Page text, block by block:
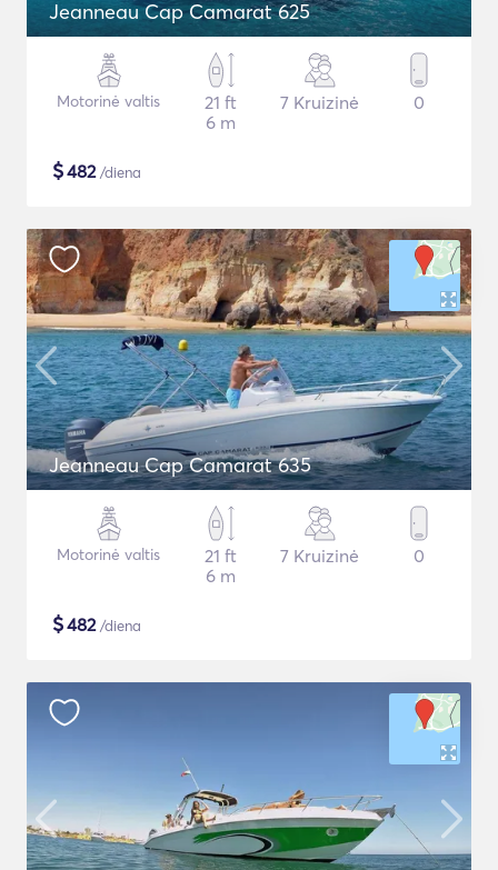
Jeanneau Cap Camarat 625
Motorinė valtis
21 ft
6 m
7 Kruizinė 0
$482/diena
Jeanneau Cap Camarat 635
Motorinė valtis
21 ft
6 m
7 Kruizinė 0
$482/diena